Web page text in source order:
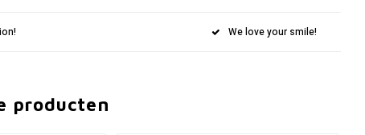
We love your smile!
producten